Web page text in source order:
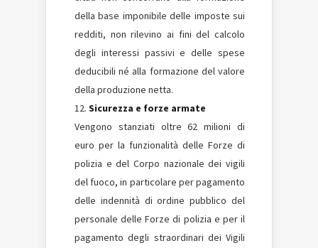
della base imponibile delle imposte sui
redditi, non rilevino ai fini del calcolo
degli interessi passivi e delle spese
deducibili né alla formazione del valore
della produzione netta.
Sicurezza e forze armate
Vengono stanziati oltre 62 milioni di
euro per la funzionalità delle Forze di
polizia e del Corpo nazionale dei vigili
del fuoco, in particolare per pagamento
delle indennità di ordine pubblico del
personale delle Forze di polizia e per il
pagamento degli straordinari dei Vigili